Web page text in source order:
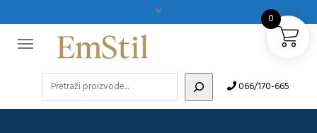
066/170-665
0